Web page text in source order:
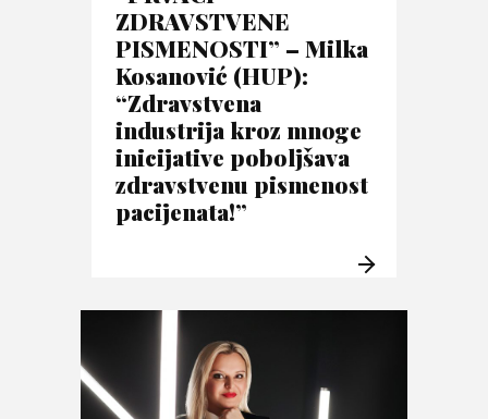
ZDRAVSTVENE
PISMENOSTI” – Milka
Kosanović (HUP):
“Zdravstvena
industrija kroz mnoge
inicijative poboljšava
zdravstvenu pismenost
pacijenata!”